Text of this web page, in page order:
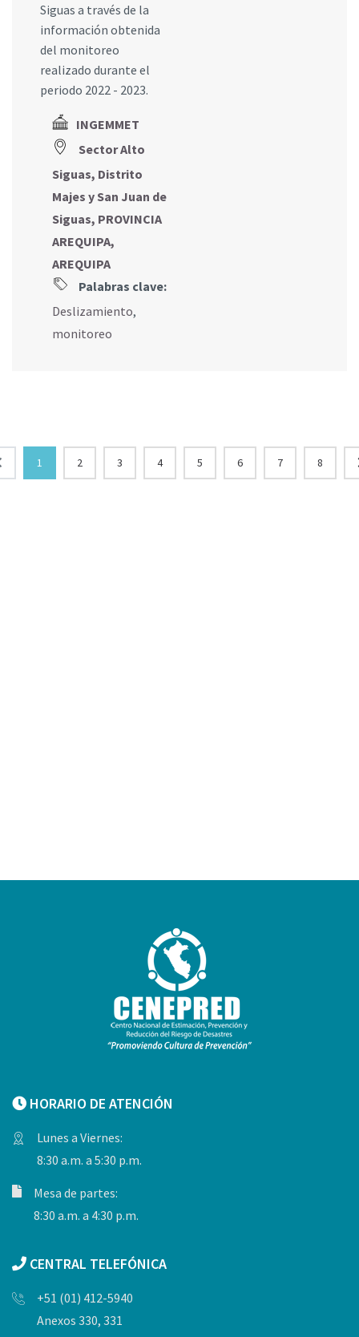
Siguas a través de la
información obtenida
del monitoreo
realizado durante el
periodo 2022 - 2023.
INGEMMET
Sector Alto
Siguas, Distrito
Majes y San Juan de
Siguas, PROVINCIA
AREQUIPA,
AREQUIPA
Palabras clave:
Deslizamiento,
monitoreo
1 2 3 4 5 6 7 8
HORARIO DE ATENCIÓN
Lunes a Viernes:
8:30 a.m. a 5:30 p.m.
Mesa de partes:
8:30 a.m. a 4:30 p.m.
CENTRAL TELEFÓNICA
+51 (01) 412-5940
Anexos 330, 331